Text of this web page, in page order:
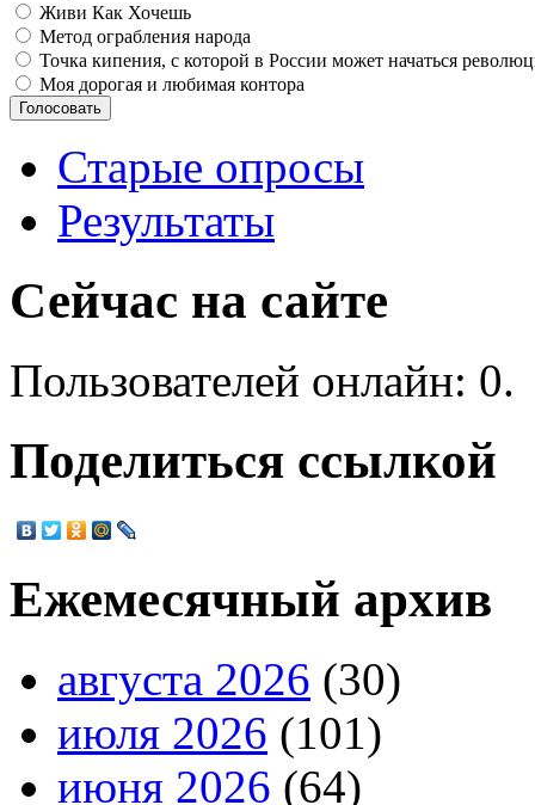
Живи Как Хочешь
Метод ограбления народа
Точка кипения, с которой в России может начаться
Моя дорогая и любимая контора
Старые опросы
Результаты
Сейчас на сайте
Пользователей онлайн: 0.
Поделиться ссылкой
Ежемесячный архив
августа 2026 (30)
июля 2026 (101)
июня 2026 (64)